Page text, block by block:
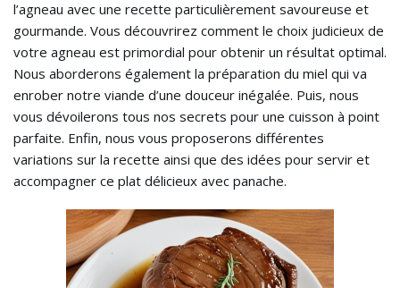
l’agneau avec une recette particulièrement savoureuse et
gourmande. Vous découvrirez comment le choix judicieux de
votre agneau est primordial pour obtenir un résultat optimal.
Nous aborderons également la préparation du miel qui va
enrober notre viande d’une douceur inégalée. Puis, nous
vous dévoilerons tous nos secrets pour une cuisson à point
parfaite. Enfin, nous vous proposerons différentes
variations sur la recette ainsi que des idées pour servir et
accompagner ce plat délicieux avec panache.